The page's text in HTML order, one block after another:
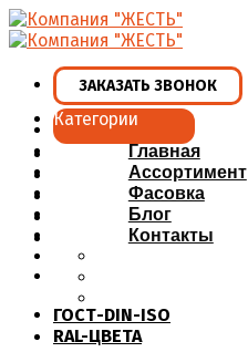
Skip
to
ЗАКАЗАТЬ ЗВОНОК
Главная
Ассортимент
Фасовка
Блог
Контакты
Категории
ГОСТ-DIN-ISO
RAL-ЦВЕТА